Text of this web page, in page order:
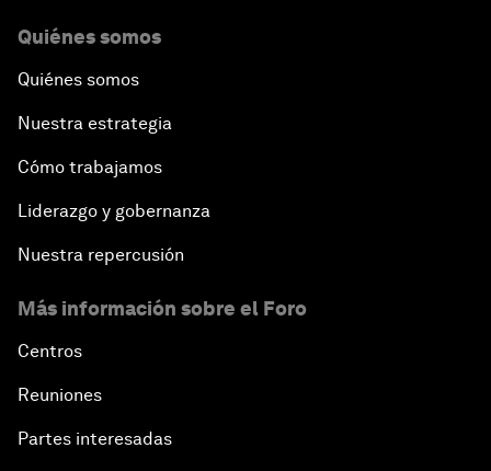
Quiénes somos
Quiénes somos
Nuestra estrategia
Cómo trabajamos
Liderazgo y gobernanza
Nuestra repercusión
Más información sobre el Foro
Centros
Reuniones
Partes interesadas